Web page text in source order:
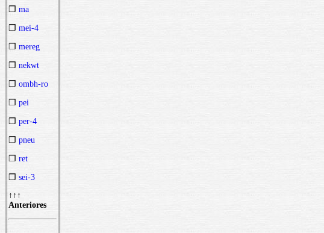
❒ ma
❒ mei-4
❒ mereg
❒ nekwt
❒ ombh-ro
❒ pei
❒ per-4
❒ pneu
❒ ret
❒ sei-3
↑↑↑
Anteriores